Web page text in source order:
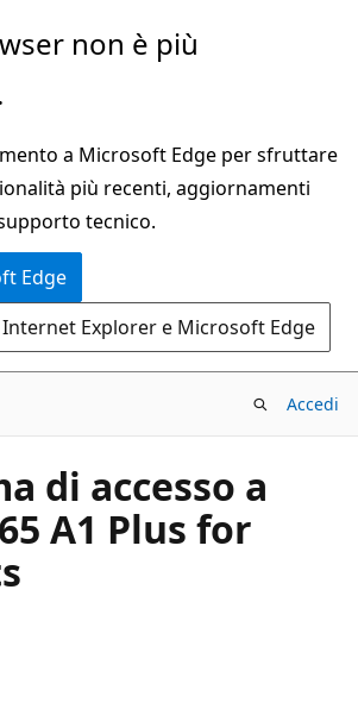
non è più
a Microsoft Edge per sfruttare
più recenti, aggiornamenti
tecnico.
Edge
Explorer e Microsoft Edge
Accedi
di accesso a
A1 Plus for